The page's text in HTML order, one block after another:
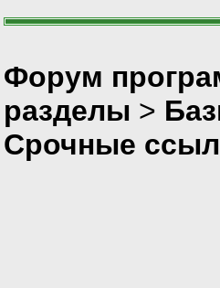
Форум
разделы >
Срочные